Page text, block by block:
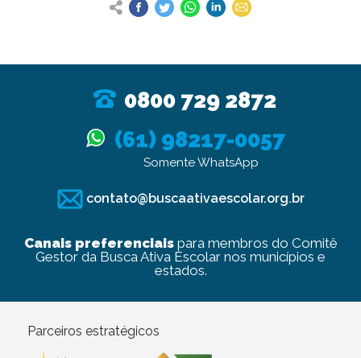
0800 729 2872
(61) 98217-0057
Somente WhatsApp
contato@buscaativaescolar.org.br
Canais preferenciaispara membros do Comitê
Gestor da Busca Ativa Escolar nos municípios e
estados.
Parceiros estratégicos